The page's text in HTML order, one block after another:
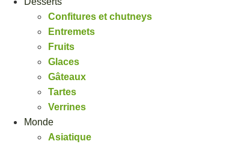
Confitures et chutneys
Entremets
Fruits
Glaces
Gâteaux
Tartes
Verrines
Monde
Asiatique